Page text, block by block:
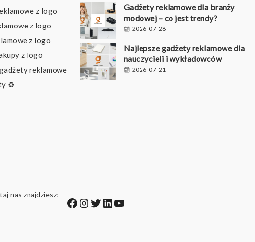
z logo
z logo
z logo
z logo
reklamowe
♻️
Gadżety reklamowe dla branży
modowej – co jest trendy?
2026-07-28
Najlepsze gadżety reklamowe dla
nauczycieli i wykładowców
2026-07-21
nas znajdziesz:
Facebook
Instagram
Twitter
LinkedIn
YouTube